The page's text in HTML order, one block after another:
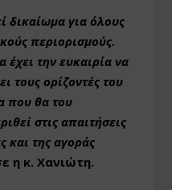
δικαίωμα για όλους
περιορισμούς.
έχει την ευκαιρία να
τους ορίζοντές του
που θα του
στις απαιτήσεις
και της αγοράς
η κ. Χανιώτη.